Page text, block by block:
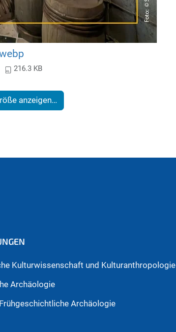
216.3 KB
anzeigen…
Kulturwissenschaft und Kulturanthropologie
Archäologie
Archäologie